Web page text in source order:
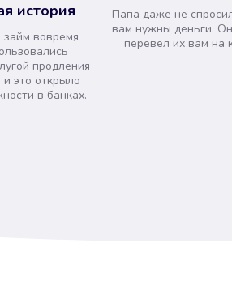
история
займ вовремя
продления
и это открыло
в банках.
Папа даже не
вам нужны деньги.
перевел их вам на